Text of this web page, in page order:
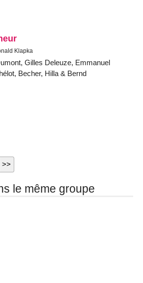
Klapka
Gilles Deleuze, Emmanuel
Becher, Hilla & Bernd
le même groupe